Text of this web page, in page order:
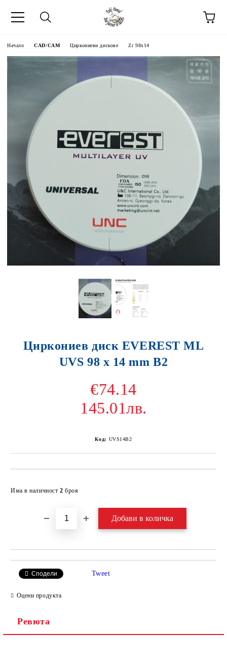
Начало CAD/CAM Циркониеви дискове Zr 98x14
Циркониев диск EVEREST ML
UVS 98 x 14 mm B2
€74.14
145.01лв.
Код: UVS14B2
Има в наличност 2 броя
Сподели Tweet
Оцени продукта
Ревюта